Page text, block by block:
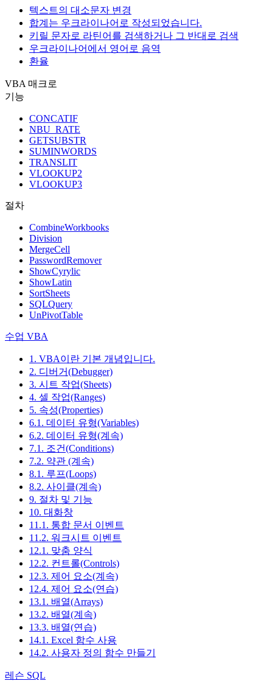
텍스트의 대소문자 변경
합계는 우크라이나어로 작성되었습니다.
키릴 문자로 라틴어를 검색하거나 그 반대로 검색
우크라이나어에서 영어로 음역
환율
VBA 매크로
기능
CONCATIF
NBU_RATE
GETSUBSTR
SUMINWORDS
TRANSLIT
VLOOKUP2
VLOOKUP3
절차
CombineWorkbooks
Division
MergeCell
PasswordRemover
ShowCyrylic
ShowLatin
SortSheets
SQLQuery
UnPivotTable
수업 VBA
1. VBA이란 기본 개념입니다.
2. 디버거(Debugger)
3. 시트 작업(Sheets)
4. 셀 작업(Ranges)
5. 속성(Properties)
6.1. 데이터 유형(Variables)
6.2. 데이터 유형(계속)
7.1. 조건(Conditions)
7.2. 약관 (계속)
8.1. 루프(Loops)
8.2. 사이클(계속)
9. 절차 및 기능
10. 대화창
11.1. 통합 문서 이벤트
11.2. 워크시트 이벤트
12.1. 맞춤 양식
12.2. 컨트롤(Controls)
12.3. 제어 요소(계속)
12.4. 제어 요소(연습)
13.1. 배열(Arrays)
13.2. 배열(계속)
13.3. 배열(연습)
14.1. Excel 함수 사용
14.2. 사용자 정의 함수 만들기
레슨 SQL